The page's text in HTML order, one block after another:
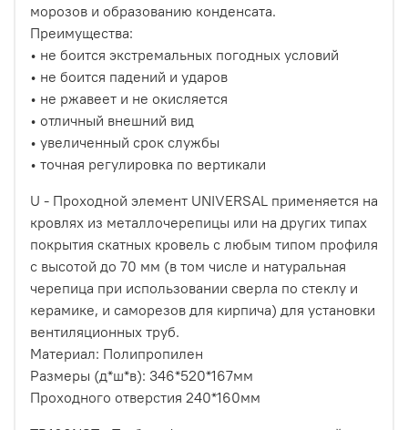
морозов и образованию конденсата.
Преимущества:
• не боится экстремальных погодных условий
• не боится падений и ударов
• не ржавеет и не окисляется
• отличный внешний вид
• увеличенный срок службы
• точная регулировка по вертикали
U - Проходной элемент UNIVERSAL применяется на
кровлях из металлочерепицы или на других типах
покрытия скатных кровель с любым типом профиля
с высотой до 70 мм (в том числе и натуральная
черепица при использовании сверла по стеклу и
керамике, и саморезов для кирпича) для установки
вентиляционных труб.
Материал: Полипропилен
Размеры (д*ш*в): 346*520*167мм
Проходного отверстия 240*160мм